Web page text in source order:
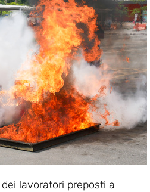
lavoratori preposti a